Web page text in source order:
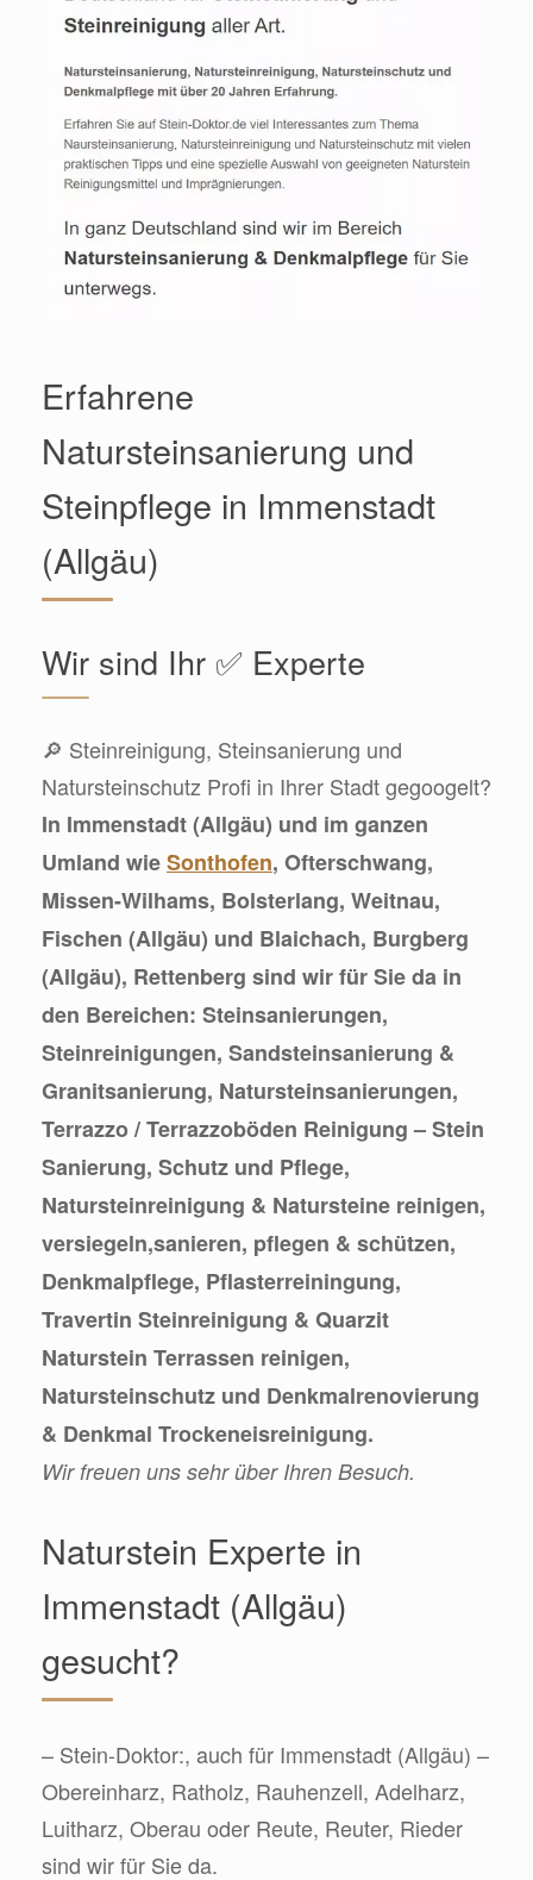
Erfahrene
Natursteinsanierung und
Steinpflege in Immenstadt
(Allgäu)
Wir sind Ihr ✅ Experte
🔎 Steinreinigung, Steinsanierung und
Natursteinschutz Profi in Ihrer Stadt gegoogelt?
In Immenstadt (Allgäu) und im ganzen
Umland wieSonthofen, Ofterschwang,
Missen-Wilhams, Bolsterlang, Weitnau,
Fischen (Allgäu) und Blaichach, Burgberg
(Allgäu), Rettenberg sind wir für Sie da in
den Bereichen: Steinsanierungen,
Steinreinigungen, Sandsteinsanierung &
Granitsanierung, Natursteinsanierungen,
Terrazzo / Terrazzoböden Reinigung – Stein
Sanierung, Schutz und Pflege,
Natursteinreinigung & Natursteine reinigen,
versiegeln,sanieren, pflegen & schützen,
Denkmalpflege, Pflasterreiningung,
Travertin Steinreinigung & Quarzit
Naturstein Terrassen reinigen,
Natursteinschutz und Denkmalrenovierung
& Denkmal Trockeneisreinigung.
Wir freuen uns sehr über Ihren Besuch.
Naturstein Experte in
Immenstadt (Allgäu)
gesucht?
– Stein-Doktor:, auch für Immenstadt (Allgäu) –
Obereinharz, Ratholz, Rauhenzell, Adelharz,
Luitharz, Oberau oder Reute, Reuter, Rieder
sind wir für Sie da.